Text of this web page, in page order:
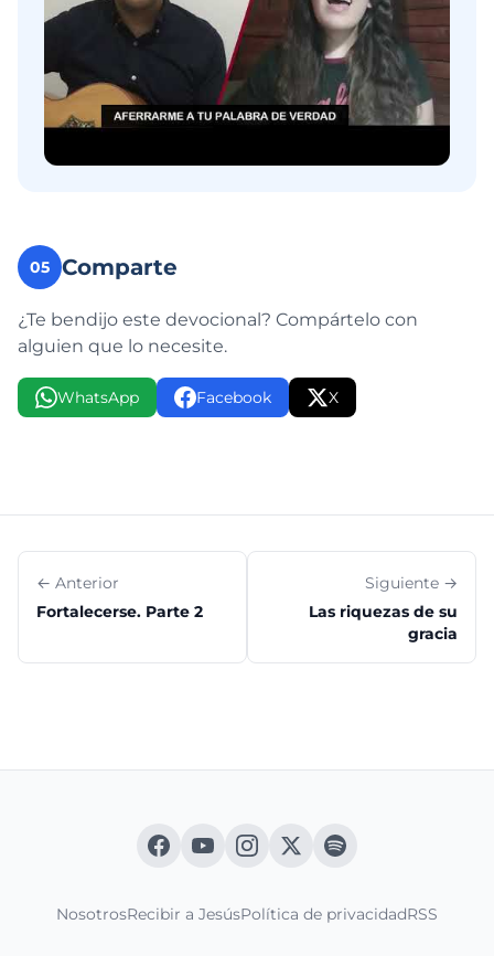
05 Comparte
¿Te bendijo este devocional? Compártelo con
alguien que lo necesite.
WhatsApp Facebook X
← Anterior
Fortalecerse. Parte 2
Siguiente →
Las riquezas de su
gracia
NosotrosRecibir a JesúsPolítica de privacidadRSS